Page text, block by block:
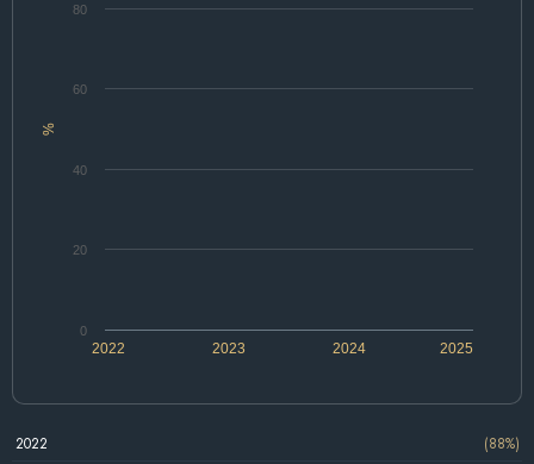
%
2022 2024
2023 2025
0
20
40
60
80
2022
(88%)